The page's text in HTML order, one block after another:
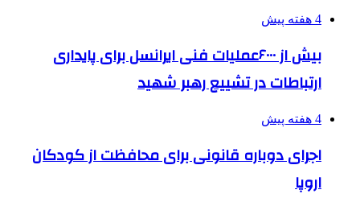
4 هفته پیش
بیش از ۶۰۰۰عملیات فنی ایرانسل برای پایداری
ارتباطات در تشییع رهبر شهید
4 هفته پیش
اجرای دوباره قانونی برای محافظت از کودکان
اروپا